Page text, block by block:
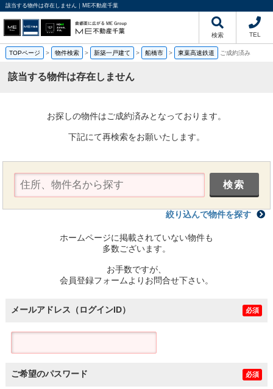
該当する物件は存在しません｜ME不動産千葉
検索 TEL
TOPページ > 物件検索 > 新築一戸建て > 船橋市 > 東葉高速鉄道 ご成約済み
該当する物件は存在しません
お探しの物件はご成約済みとなっております。
下記にて再検索をお願いたします。
絞り込んで物件を探す
ホームページに掲載されていない物件も
多数ございます。
お手数ですが、
会員登録フォームよりお問合せ下さい。
メールアドレス（ログインID） 必須
ご希望のパスワード 必須